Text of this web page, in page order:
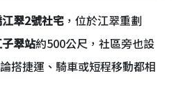
翠2號社宅 ，位於江翠重劃
翠站約500公尺，社區旁也設
搭捷運、騎車或短程移動都相